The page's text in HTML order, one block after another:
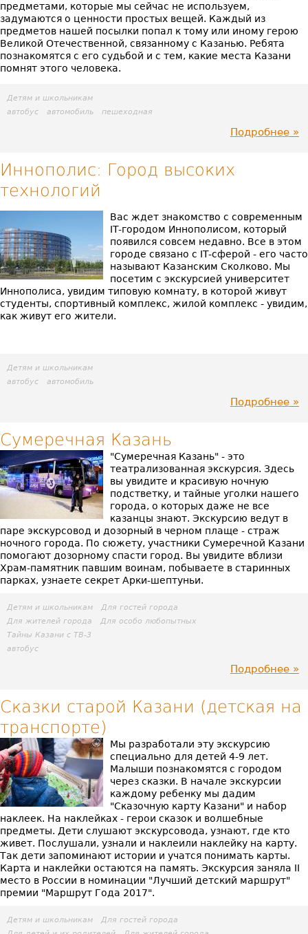
предметами, которые мы сейчас не используем,
задумаются о ценности простых вещей. Каждый из
предметов нашей посылки попал к тому или иному герою
Великой Отечественной, связанному с Казанью. Ребята
познакомятся с его судьбой и с тем, какие места Казани
помнят этого человека.
Детям и школьникам
автобус
автомобиль пешеходная
Подробнее
Иннополис: Город высоких
технологий
Вас ждет знакомство с современным
IT-городом Иннополисом, который
появился совсем недавно. Все в этом
городе связано с IT-сферой - его часто
называют Казанским Сколково. Мы
посетим с экскурсией университет
Иннополиса, увидим типовую комнату, в которой живут
студенты, спортивный комплекс, жилой комплекс - увидим,
как живут его жители.
Детям и школьникам
автобус
автомобиль
Подробнее
Сумеречная Казань
"Сумеречная Казань" - это
театрализованная экскурсия. Здесь
вы увидите и красивую ночную
подстветку, и тайные уголки нашего
города, о которых даже не все
казанцы знают. Экскурсию ведут в
паре экскурсовод и дозорный в черном плаще - страж
ночного города. По сюжету, участники Сумеречной Казани
помогают дозорному спасти город. Вы увидите вблизи
Храм-памятник павшим воинам, побываете в старинных
парках, узнаете секрет Арки-шептуньи.
Детям и школьникам
Для гостей города
Для жителей города
Для особо любопытных
Тайны Казани с ТВ-3
автобус
Подробнее
Сказки старой Казани (детская на
транспорте)
Мы разработали эту экскурсию
специально для детей 4-9 лет.
Малыши познакомятся с городом
через сказки. В начале экскурсии
каждому ребенку мы дадим
"Сказочную карту Казани" и набор
наклеек. На наклейках - герои сказок и волшебные
предметы. Дети слушают экскурсовода, узнают, где кто
живет. Послушали, узнали и наклеили наклейку на карту.
Так дети запоминают истории и учатся понимать карты.
Карта и наклейки остаются на память. Экскурсия заняла II
место в России в номинации "Лучший детский маршрут"
премии "Маршрут Года 2017".
Детям и школьникам
Для гостей города